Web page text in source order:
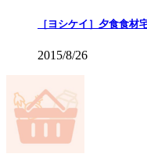
［ヨシケイ］夕食食材
2015/8/26